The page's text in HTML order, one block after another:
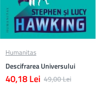
Humanitas
Descifrarea Universului
40,18 Lei 49,00 Lei